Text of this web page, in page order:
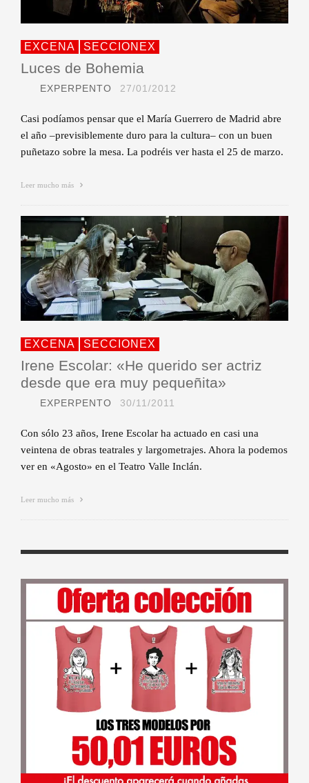
EXCENA SECCIONEX
Luces de Bohemia
EXPERPENTO 27/01/2012
Casi podíamos pensar que el María Guerrero de Madrid abre
el año –previsiblemente duro para la cultura– con un buen
puñetazo sobre la mesa. La podréis ver hasta el 25 de marzo.
Leer mucho más
EXCENA SECCIONEX
Irene Escolar: «He querido ser actriz
desde que era muy pequeñita»
EXPERPENTO 30/11/2011
Con sólo 23 años, Irene Escolar ha actuado en casi una
veintena de obras teatrales y largometrajes. Ahora la podemos
ver en «Agosto» en el Teatro Valle Inclán.
Leer mucho más